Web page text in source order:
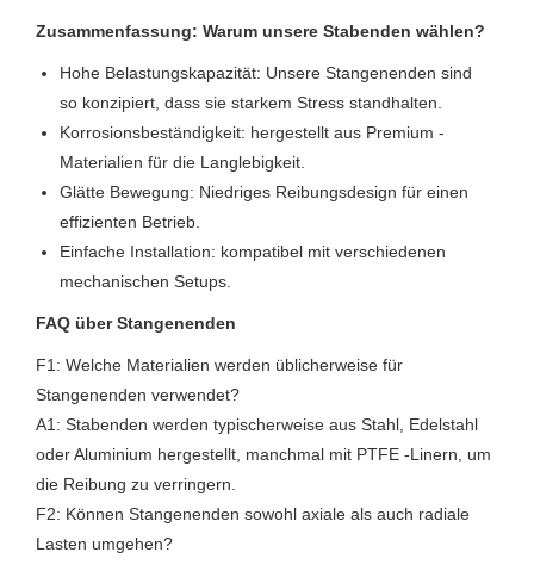
Zusammenfassung: Warum unsere Stabenden wählen?
Hohe Belastungskapazität: Unsere Stangenenden sind
so konzipiert, dass sie starkem Stress standhalten.
Korrosionsbeständigkeit: hergestellt aus Premium -
Materialien für die Langlebigkeit.
Glätte Bewegung: Niedriges Reibungsdesign für einen
effizienten Betrieb.
Einfache Installation: kompatibel mit verschiedenen
mechanischen Setups.
FAQ über Stangenenden
F1: Welche Materialien werden üblicherweise für
Stangenenden verwendet?
A1: Stabenden werden typischerweise aus Stahl, Edelstahl
oder Aluminium hergestellt, manchmal mit PTFE -Linern, um
die Reibung zu verringern.
F2: Können Stangenenden sowohl axiale als auch radiale
Lasten umgehen?